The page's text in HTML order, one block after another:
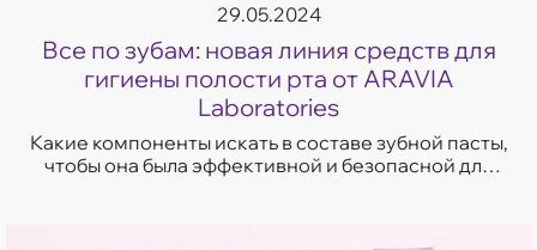
29.05.2024
Все по зубам: новая линия средств для
гигиены полости рта от ARAVIA
Laboratories
Какие компоненты искать в составе зубной пасты,
чтобы она была эффективной и безопасной для